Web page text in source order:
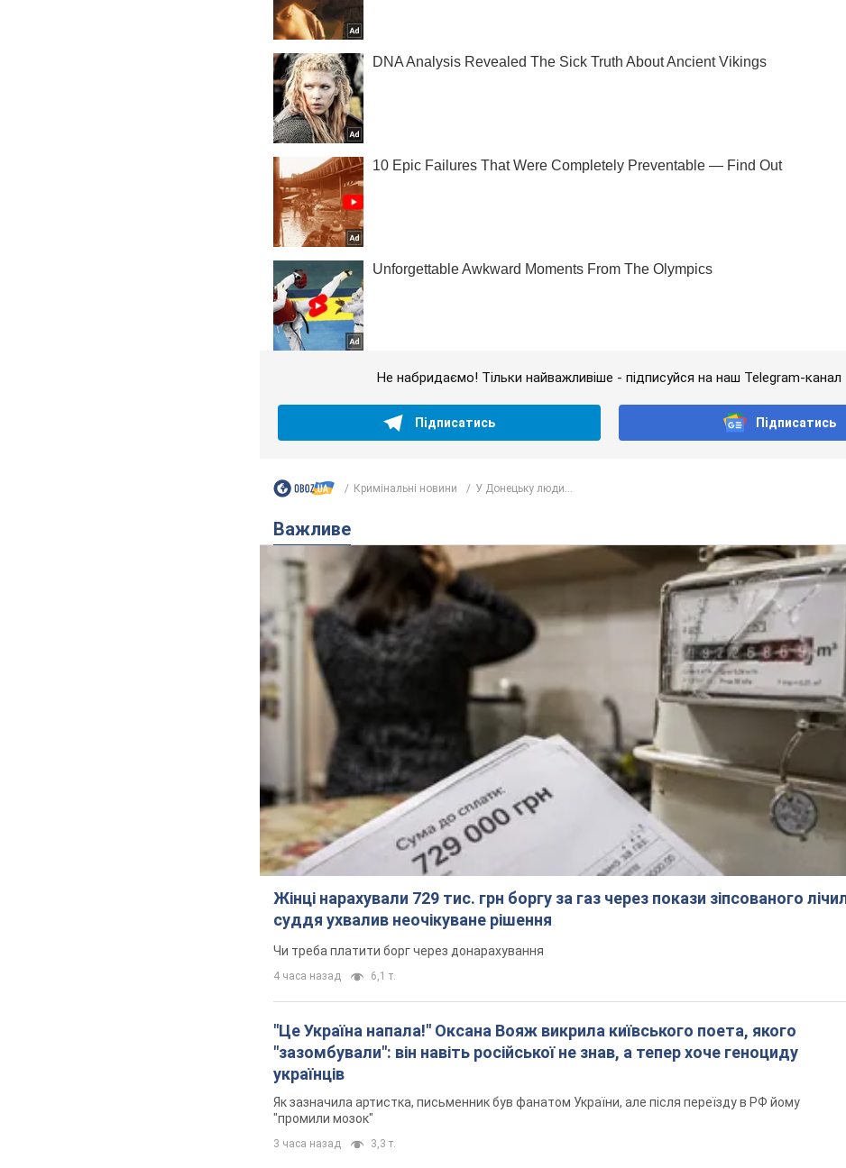
Не набридаємо! Тільки найважливіше - підписуйся на наш Telegram-канал
Підписатись Підписатись
Кримінальні новини У Донецьку люди...
Важливе
Жінці нарахували 729 тис. грн боргу за газ через покази зіпсованого
суддя ухвалив неочікуване рішення
Чи треба платити борг через донарахування
4 часа назад 6,1 т.
"Це Україна напала!" Оксана Вояж викрила київського поета, якого
"зазомбували": він навіть російської не знав, а тепер хоче геноциду
українців
Як зазначила артистка, письменник був фанатом України, але після переїзду в РФ йому
"промили мозок"
3 часа назад 3,3 т.